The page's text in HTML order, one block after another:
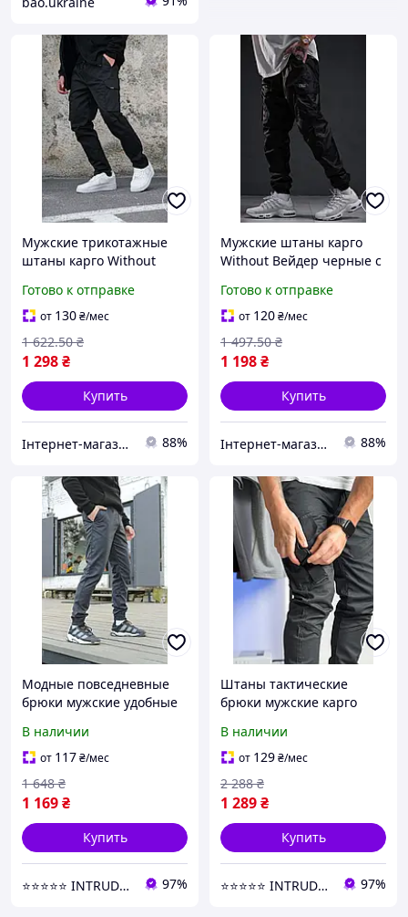
Мужские трикотажные
штаны карго Without
удобные с карманами для
повседневной носки
Готово к отправке
от 130₴/мес
1 298₴
1 622.50 ₴
Купить
Інтернет-магазин Min Price 88%
Мужские штаны карго
Without Вейдер черные с
удобные с карманами для
активного отдыха
Готово к отправке
от 120₴/мес
1 198₴
1 497.50 ₴
Купить
Інтернет-магазин Min Price 88%
Модные повседневные
брюки мужские удобные
стильные карго
демисезонные штаны
В наличии
от 117₴/мес
1 169₴
1 648 ₴
Купить
⭐️⭐️⭐️⭐️⭐️ INTRUDER | Интернет- магазин одежды 97%
Штаны тактические
брюки мужские карго
каждый день брюки для
мужчин удобные
В наличии
от 129₴/мес
1 289₴
2 288 ₴
Купить
⭐️⭐️⭐️⭐️⭐️ INTRUDER | Интернет- магазин одежды 97%